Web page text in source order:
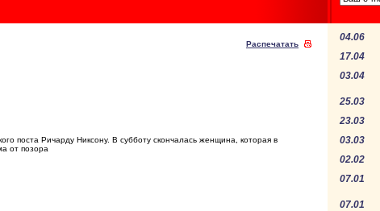
Распечатать
поста Ричарду Никсону. В субботу скончалась женщина, которая в
от позора
04.06
17.04
03.04
25.03
23.03
03.03
02.02
07.01
07.01